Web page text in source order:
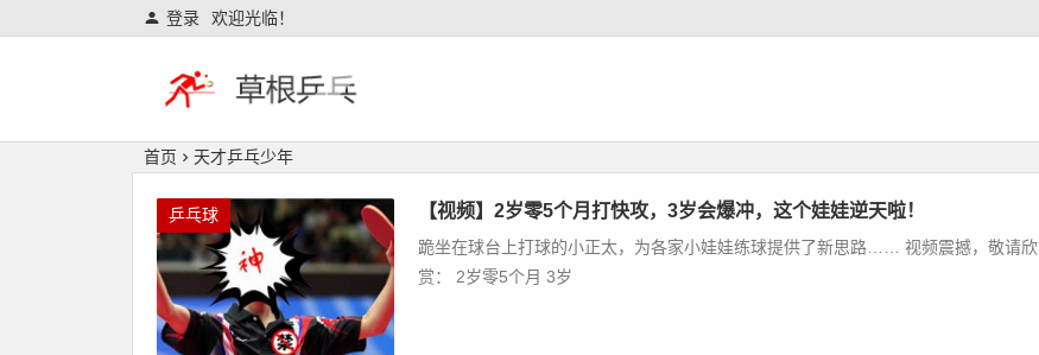
欢迎光临！
登录
首页 天才乒乓少年
乒乓球 【视频】2岁零5个月打快攻，3岁会爆冲，这个娃娃逆天啦！
跪坐在球台上打球的小正太，为各家小娃娃练球提供了新思路…… 视频震撼，敬请欣
赏： 2岁零5个月 3岁